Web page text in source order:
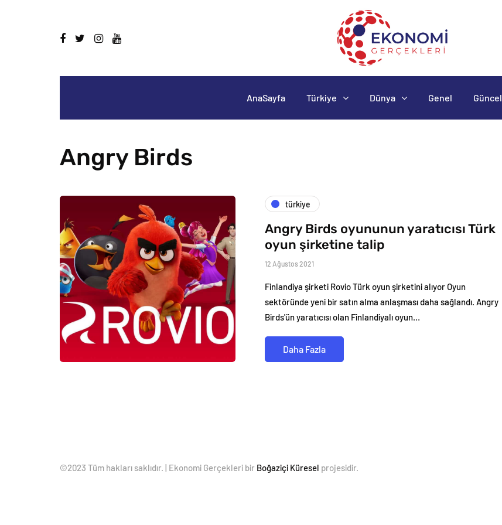
AnaSayfa Türkiye Dünya Genel Güncel
Angry Birds
türkiye
Angry Birds oyununun yaratıcısı Türk
oyun şirketine talip
12 Ağustos 2021
Finlandiya şirketi Rovio Türk oyun şirketini alıyor Oyun
sektöründe yeni bir satın alma anlaşması daha sağlandı. Angry
Birds'ün yaratıcısı olan Finlandiyalı oyun…
Daha Fazla
©2023 Tüm hakları saklıdır. | Ekonomi Gerçekleri bir Boğaziçi Küresel projesidir.